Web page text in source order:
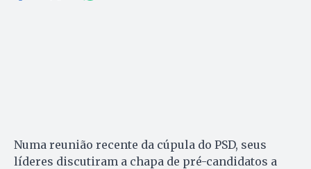
Numa reunião recente da cúpula do PSD, seus
líderes discutiram a chapa de pré-candidatos a